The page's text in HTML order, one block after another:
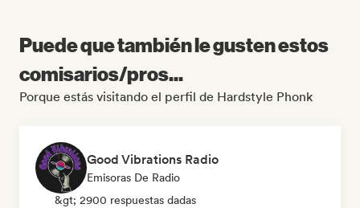
Puede que también le gusten estos
comisarios/pros...
Porque estás visitando el perfil de Hardstyle Phonk
Good Vibrations Radio
Emisoras De Radio
&gt; 2900 respuestas dadas